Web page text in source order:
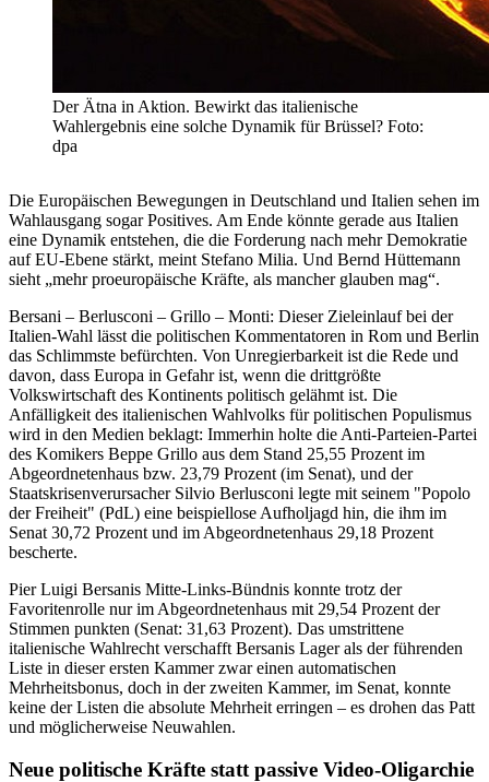
Der Ätna in Aktion. Bewirkt das italienische
Wahlergebnis eine solche Dynamik für Brüssel? Foto:
dpa
Die Europäischen Bewegungen in Deutschland und Italien sehen im
Wahlausgang sogar Positives. Am Ende könnte gerade aus Italien
eine Dynamik entstehen, die die Forderung nach mehr Demokratie
auf EU-Ebene stärkt, meint Stefano Milia. Und Bernd Hüttemann
sieht „mehr proeuropäische Kräfte, als mancher glauben mag“.
Bersani – Berlusconi – Grillo – Monti: Dieser Zieleinlauf bei der
Italien-Wahl lässt die politischen Kommentatoren in Rom und Berlin
das Schlimmste befürchten. Von Unregierbarkeit ist die Rede und
davon, dass Europa in Gefahr ist, wenn die drittgrößte
Volkswirtschaft des Kontinents politisch gelähmt ist. Die
Anfälligkeit des italienischen Wahlvolks für politischen Populismus
wird in den Medien beklagt: Immerhin holte die Anti-Parteien-Partei
des Komikers Beppe Grillo aus dem Stand 25,55 Prozent im
Abgeordnetenhaus bzw. 23,79 Prozent (im Senat), und der
Staatskrisenverursacher Silvio Berlusconi legte mit seinem "Popolo
der Freiheit" (PdL) eine beispiellose Aufholjagd hin, die ihm im
Senat 30,72 Prozent und im Abgeordnetenhaus 29,18 Prozent
bescherte.
Pier Luigi Bersanis Mitte-Links-Bündnis konnte trotz der
Favoritenrolle nur im Abgeordnetenhaus mit 29,54 Prozent der
Stimmen punkten (Senat: 31,63 Prozent). Das umstrittene
italienische Wahlrecht verschafft Bersanis Lager als der führenden
Liste in dieser ersten Kammer zwar einen automatischen
Mehrheitsbonus, doch in der zweiten Kammer, im Senat, konnte
keine der Listen die absolute Mehrheit erringen – es drohen das Patt
und möglicherweise Neuwahlen.
Neue politische Kräfte statt passive Video-Oligarchie